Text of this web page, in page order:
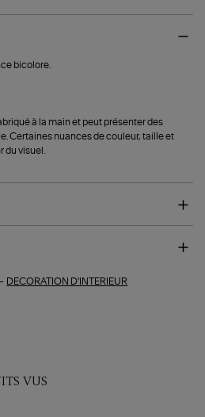
bicolore.
à la main et peut présenter des
Certaines nuances de couleur, taille et
visuel.
- DECORATION D'INTERIEUR
VUS